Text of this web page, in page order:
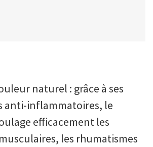
naturel : grâce à ses
anti-inflammatoires, le
efficacement les
les rhumatismes